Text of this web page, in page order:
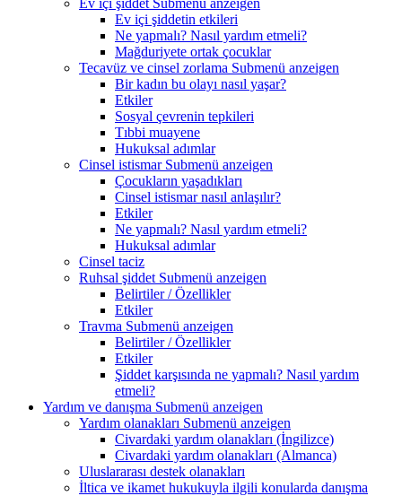
Ev içi şiddet Submenü anzeigen
Ev içi şiddetin etkileri
Ne yapmalı? Nasıl yardım etmeli?
Mağduriyete ortak çocuklar
Tecavüz ve cinsel zorlama Submenü anzeigen
Bir kadın bu olayı nasıl yaşar?
Etkiler
Sosyal çevrenin tepkileri
Tıbbi muayene
Hukuksal adımlar
Cinsel istismar Submenü anzeigen
Çocukların yaşadıkları
Cinsel istismar nasıl anlaşılır?
Etkiler
Ne yapmalı? Nasıl yardım etmeli?
Hukuksal adımlar
Cinsel taciz
Ruhsal şiddet Submenü anzeigen
Belirtiler / Özellikler
Etkiler
Travma Submenü anzeigen
Belirtiler / Özellikler
Etkiler
Şiddet karşısında ne yapmalı? Nasıl yardım
etmeli?
Yardım ve danışma Submenü anzeigen
Yardım olanakları Submenü anzeigen
Civardaki yardım olanakları (İngilizce)
Civardaki yardım olanakları (Almanca)
Uluslararası destek olanakları
İltica ve ikamet hukukuyla ilgili konularda danışma